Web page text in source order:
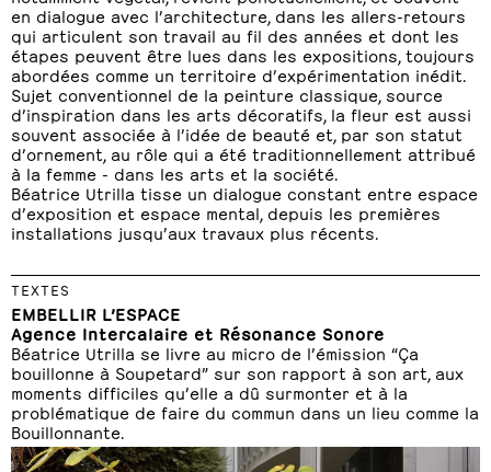
en dialogue avec l’architecture, dans les allers-retours
qui articulent son travail au fil des années et dont les
étapes peuvent être lues dans les expositions, toujours
abordées comme un territoire d’expérimentation inédit.
Sujet conventionnel de la peinture classique, source
d’inspiration dans les arts décoratifs, la fleur est aussi
souvent associée à l’idée de beauté et, par son statut
d’ornement, au rôle qui a été traditionnellement attribué
à la femme - dans les arts et la société.
Béatrice Utrilla tisse un dialogue constant entre espace
d’exposition et espace mental, depuis les premières
installations jusqu’aux travaux plus récents.
TEXTES
EMBELLIR L’ESPACE
Agence Intercalaire et Résonance Sonore
Béatrice Utrilla se livre au micro de l’émission “Ça
bouillonne à Soupetard” sur son rapport à son art, aux
moments difficiles qu’elle a dû surmonter et à la
problématique de faire du commun dans un lieu comme la
Bouillonnante.